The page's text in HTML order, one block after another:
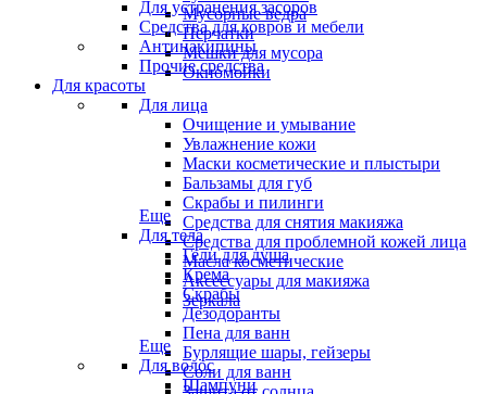
Мусорные ведра
Перчатки
Мешки для мусора
Окномойки
Для устранения засоров
Средства для ковров и мебели
Антинакипины
Прочие средства
Для красоты
Для лица
Очищение и умывание
Увлажнение кожи
Маски косметические и плыстыри
Бальзамы для губ
Скрабы и пилинги
Средства для снятия макияжа
Средства для проблемной кожей лица
Масла косметические
Аксессуары для макияжа
Зеркала
Еще
Для тела
Гели для душа
Крема
Скрабы
Дезодоранты
Пена для ванн
Бурлящие шары, гейзеры
Соли для ванн
Еще
Для волос
Шампуни